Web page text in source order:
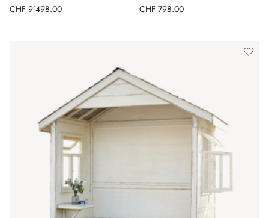
CHF 9’498.00 CHF 798.00